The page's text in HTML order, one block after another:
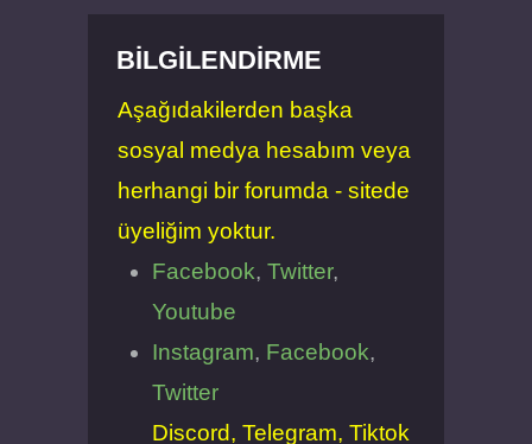
BILGILENDIRME
Aşağıdakilerden başka
sosyal medya hesabım veya
herhangi bir forumda - sitede
üyeliğim yoktur.
Facebook, Twitter,
Youtube
Instagram, Facebook,
Twitter
Discord, Telegram, Tiktok